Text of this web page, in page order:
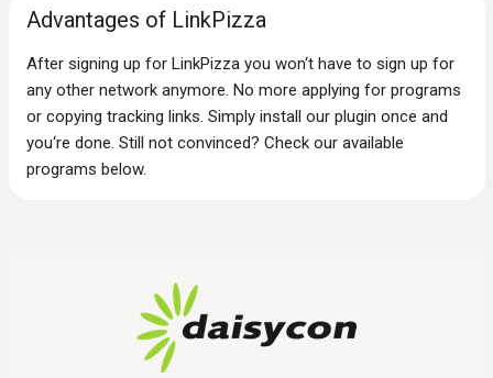
Advantages of LinkPizza
After signing up for LinkPizza you won‘t have to sign up for
any other network anymore. No more applying for programs
or copying tracking links. Simply install our plugin once and
you‘re done. Still not convinced? Check our available
programs below.